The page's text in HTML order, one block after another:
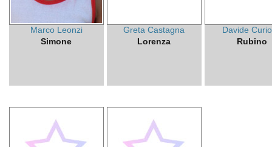
Marco Leonzi
Simone
Greta Castagna
Lorenza
Davide
Rubino